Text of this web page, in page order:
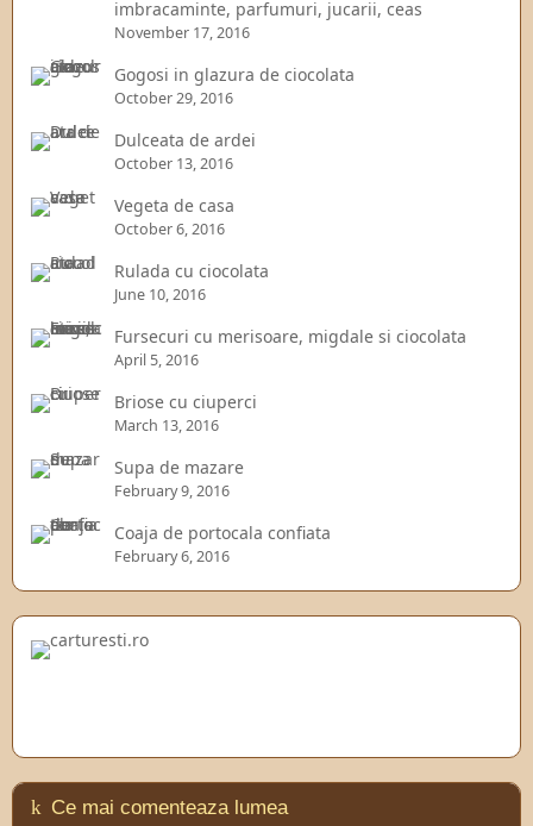
imbracaminte, parfumuri, jucarii, ceas
November 17, 2016
Gogosi in glazura de ciocolata
October 29, 2016
Dulceata de ardei
October 13, 2016
Vegeta de casa
October 6, 2016
Rulada cu ciocolata
June 10, 2016
Fursecuri cu merisoare, migdale si ciocolata
April 5, 2016
Briose cu ciuperci
March 13, 2016
Supa de mazare
February 9, 2016
Coaja de portocala confiata
February 6, 2016
Ce mai comenteaza lumea